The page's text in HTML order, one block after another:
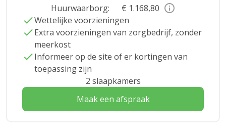
Huurwaarborg:
€ 1.168,80
Wettelijke voorzieningen
Extra voorzieningen van zorgbedrijf, zonder
meerkost
Informeer op de site of er kortingen van
toepassing zijn
2 slaapkamers
Maak een afspraak